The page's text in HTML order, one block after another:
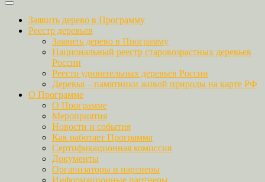
Заявить дерево в Программу
Реестр деревьев
Заявить дерево в Программу
Национальный реестр старовозрастных деревьев
России
Реестр удивительных деревьев России
Деревья – памятники живой природы на карте РФ
О Программе
О Программе
Мероприятия
Новости и события
Как работает Программа
Сертификационная комиссия
Документы
Организаторы и партнеры
Информационные партнеры